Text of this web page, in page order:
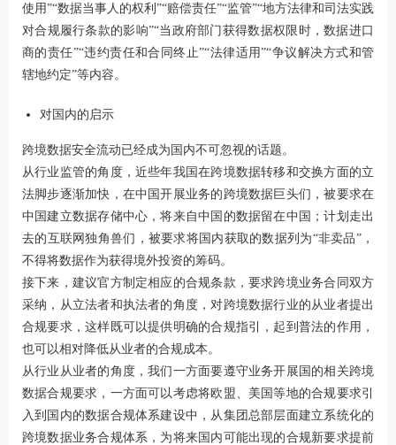
使用”“数据当事人的权利”“赔偿责任”“监管”“地方法律和司法实践
对合规履行条款的影响”“当政府部门获得数据权限时，数据进口
商的责任”“违约责任和合同终止”“法律适用”“争议解决方式和管
辖地约定”等内容。
对国内的启示
跨境数据安全流动已经成为国内不可忽视的话题。
从行业监管的角度，近些年我国在跨境数据转移和交换方面的立
法脚步逐渐加快，在中国开展业务的跨境数据巨头们，被要求在
中国建立数据存储中心，将来自中国的数据留在中国；计划走出
去的互联网独角兽们，被要求将国内获取的数据列为“非卖品”，
不得将数据作为获得境外投资的筹码。
接下来，建议官方制定相应的合规条款，要求跨境业务合同双方
采纳，从立法者和执法者的角度，对跨境数据行业的从业者提出
合规要求，这样既可以提供明确的合规指引，起到普法的作用，
也可以相对降低从业者的合规成本。
从行业从业者的角度，我们一方面要遵守业务开展国的相关跨境
数据合规要求，一方面可以考虑将欧盟、美国等地的合规要求引
入到国内的数据合规体系建设中，从集团总部层面建立系统化的
跨境数据业务合规体系，为将来国内可能出现的合规新要求提前